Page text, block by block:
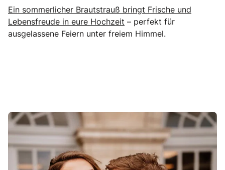
Ein sommerlicher Brautstrauß bringt Frische und
Lebensfreude in eure Hochzeit – perfekt für
ausgelassene Feiern unter freiem Himmel.